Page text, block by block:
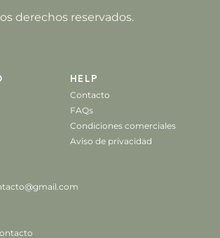
derechos reservados.
Help
Contacto
FAQs
Condiciones comerciales
Aviso de privacidad